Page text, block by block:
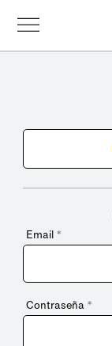
Email *
Contraseña *